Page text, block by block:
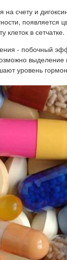
на счету и
клеток в сетчатке.
- побочный
выделение
уровень